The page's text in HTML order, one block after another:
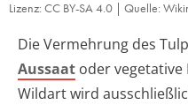
Lizenz: CC BY-SA 4.0 | Quelle:
Die Vermehrung des
Aussaat oder
Wildart wird